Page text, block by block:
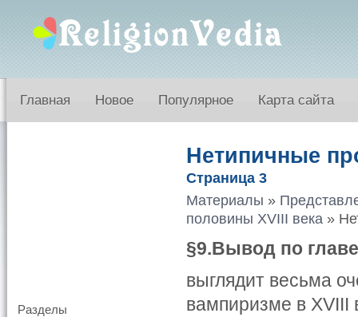
Главная Новое Популярное Карта сайта
Разделы
Нетипичные
Страница 3
Материалы »
половины XVIII века »
§9.Вывод по
выглядит весьма
вампиризме в XVIII